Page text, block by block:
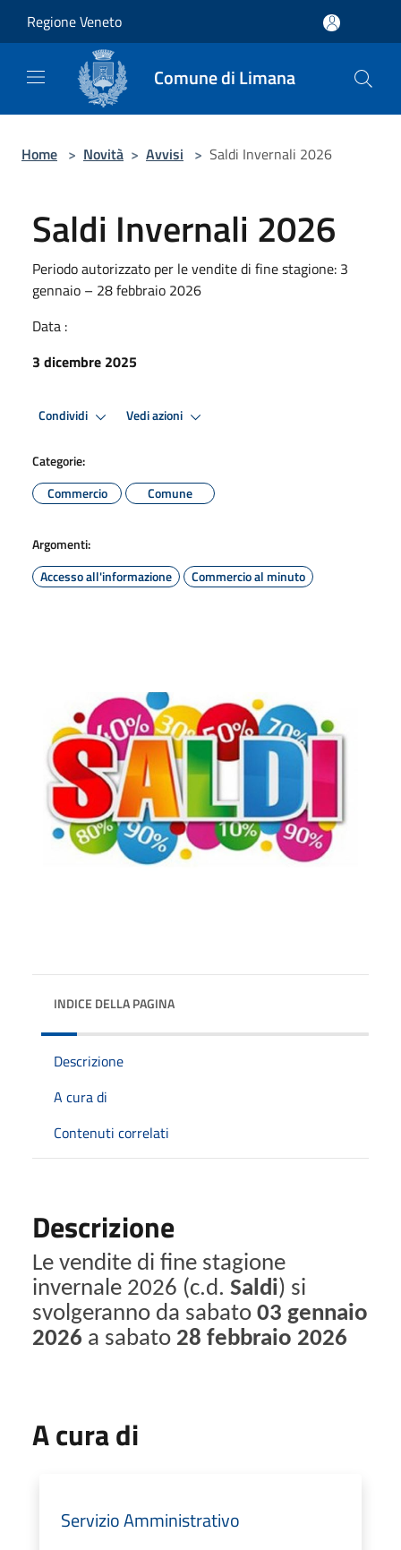
Regione Veneto
Comune di Limana
Home > Novità > Avvisi > Saldi Invernali 2026
Saldi Invernali 2026
Periodo autorizzato per le vendite di fine stagione: 3
gennaio – 28 febbraio 2026
Data :
3 dicembre 2025
Condividi Vedi azioni
Categorie:
Commercio
Comune
Argomenti:
Accesso all'informazione
Commercio al minuto
INDICE DELLA PAGINA
Descrizione
A cura di
Contenuti correlati
Descrizione
Le vendite di fine stagione
invernale 2026 (c.d. Saldi) si
svolgeranno da sabato 03 gennaio
2026 a sabato 28 febbraio 2026
A cura di
Servizio Amministrativo